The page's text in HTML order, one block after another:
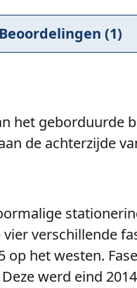
Beoordelingen (1)
het geborduurde
de achterzijde
verschillende
het westen.
werd eind